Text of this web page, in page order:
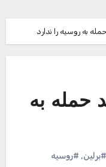
به روسیه را ندارد
حمله به
#برلین, #روسیه